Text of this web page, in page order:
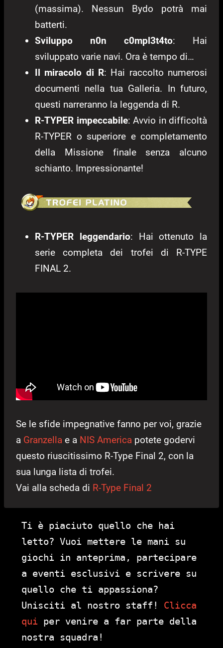
(massima). Nessun Bydo potrà mai
batterti.
Sviluppo n0n c0mpl3t4to: Hai
sviluppato varie navi. Ora è tempo di…
Il miracolo di R: Hai raccolto numerosi
documenti nella tua Galleria. In futuro,
questi narreranno la leggenda di R.
R-TYPER impeccabile: Avvio in difficoltà
R-TYPER o superiore e completamento
della Missione finale senza alcuno
schianto. Impressionante!
R-TYPER leggendario: Hai ottenuto la
serie completa dei trofei di R-TYPE
FINAL 2.
Se le sfide impegnative fanno per voi, grazie
a Granzella e a NIS America potete godervi
questo riuscitissimo R-Type Final 2, con la
sua lunga lista di trofei.
Vai alla scheda di R-Type Final 2
Ti è piaciuto quello che hai
letto? Vuoi mettere le mani su
giochi in anteprima, partecipare
a eventi esclusivi e scrivere su
quello che ti appassiona?
Unisciti al nostro staff! Clicca
qui per venire a far parte della
nostra squadra!